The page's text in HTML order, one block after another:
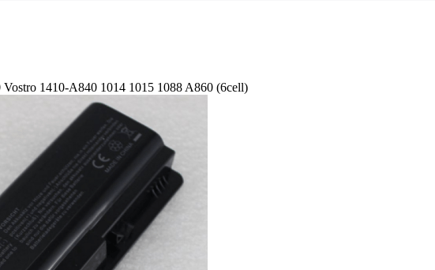
1410-A840 1014 1015 1088 A860 (6cell)